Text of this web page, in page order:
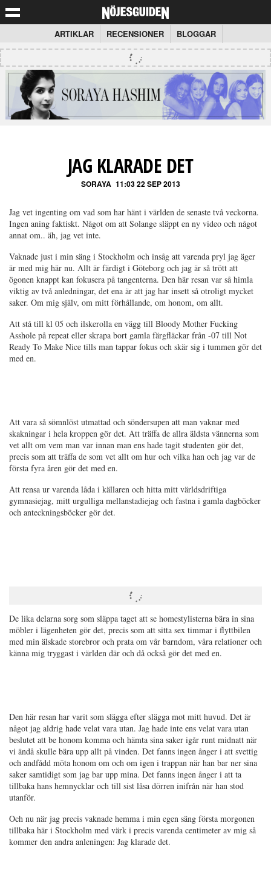
ARTIKLAR RECENSIONER BLOGGAR
JAG KLARADE DET
SORAYA 11:03 22 SEP 2013
Jag vet ingenting om vad som har hänt i världen de senaste två veckorna.
Ingen aning faktiskt. Något om att Solange släppt en ny video och något
annat om.. äh, jag vet inte.
Vaknade just i min säng i Stockholm och insåg att varenda pryl jag äger
är med mig här nu. Allt är färdigt i Göteborg och jag är så trött att
ögonen knappt kan fokusera på tangenterna. Den här resan var så himla
viktig av två anledningar, det ena är att jag har insett så otroligt mycket
saker. Om mig själv, om mitt förhållande, om honom, om allt.
Att stå till kl 05 och ilskerolla en vägg till Bloody Mother Fucking
Asshole på repeat eller skrapa bort gamla färgfläckar från -07 till Not
Ready To Make Nice tills man tappar fokus och skär sig i tummen gör det
med en.
Att vara så sömnlöst utmattad och söndersupen att man vaknar med
skakningar i hela kroppen gör det. Att träffa de allra äldsta vännerna som
vet allt om vem man var innan man ens hade tagit studenten gör det,
precis som att träffa de som vet allt om hur och vilka han och jag var de
första fyra åren gör det med en.
Att rensa ur varenda låda i källaren och hitta mitt världsdriftiga
gymnasiejag, mitt urgulliga mellanstadiejag och fastna i gamla dagböcker
och anteckningsböcker gör det.
De lika delarna sorg som släppa taget att se homestylisterna bära in sina
möbler i lägenheten gör det, precis som att sitta sex timmar i flyttbilen
med min älskade storebror och prata om vår barndom, våra relationer och
känna mig tryggast i världen där och då också gör det med en.
Den här resan har varit som slägga efter slägga mot mitt huvud. Det är
något jag aldrig hade velat vara utan. Jag hade inte ens velat vara utan
beslutet att be honom komma och hämta sina saker igår runt midnatt när
vi ändå skulle bära upp allt på vinden. Det fanns ingen ånger i att svettig
och andfådd möta honom om och om igen i trappan när han bar ner sina
saker samtidigt som jag bar upp mina. Det fanns ingen ånger i att ta
tillbaka hans hemnycklar och till sist låsa dörren inifrån när han stod
utanför.
Och nu när jag precis vaknade hemma i min egen säng första morgonen
tillbaka här i Stockholm med värk i precis varenda centimeter av mig så
kommer den andra anleningen: Jag klarade det.